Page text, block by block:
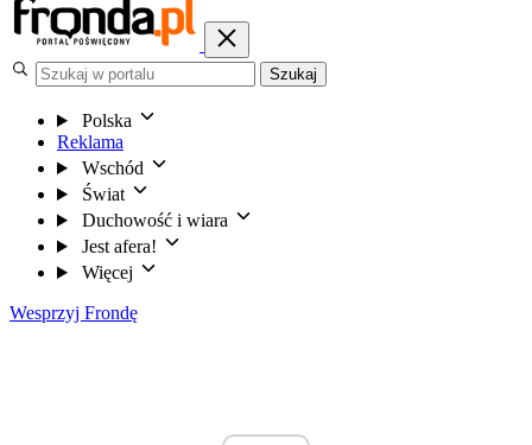
Szukaj
Polska
Reklama
Wschód
Świat
Duchowość i wiara
Jest afera!
Więcej
Wesprzyj Frondę